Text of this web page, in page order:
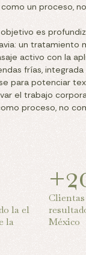
un proceso,
es
un
activo con la
frías,
para potenciar
el trabajo
proceso, no
la el
la
México